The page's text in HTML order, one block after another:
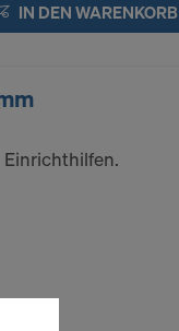
IN DEN WARENKORB